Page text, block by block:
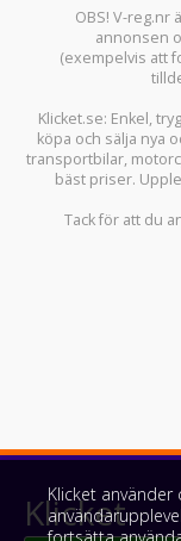
OBS! V-reg.nr
annonsen
(exempelvis att
Klicket.se: Enkel,
köpa och sälja nya
transportbilar,
bäst priser.
Tack för att du
Klicket
Klicket